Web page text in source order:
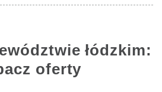
łódzkim:
oferty